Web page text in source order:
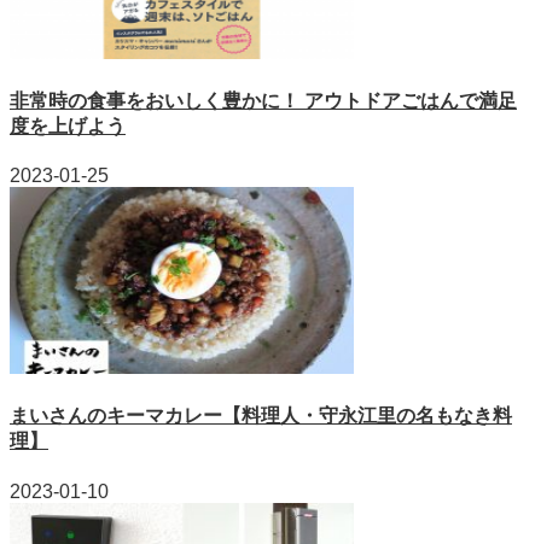
非常時の食事をおいしく豊かに！ アウトドアごはんで満足
度を上げよう
2023-01-25
まいさんのキーマカレー【料理人・守永江里の名もなき料
理】
2023-01-10